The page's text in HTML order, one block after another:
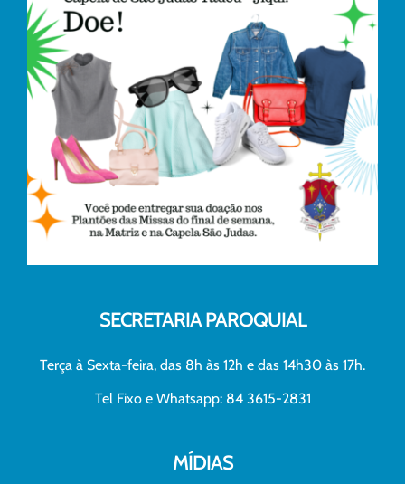
SECRETARIA PAROQUIAL
Terça à Sexta-feira, das 8h às 12h e das 14h30 às 17h.
Tel Fixo e Whatsapp: 84 3615-2831
MÍDIAS